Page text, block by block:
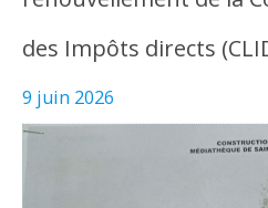
des Impôts directs
9 juin 2026